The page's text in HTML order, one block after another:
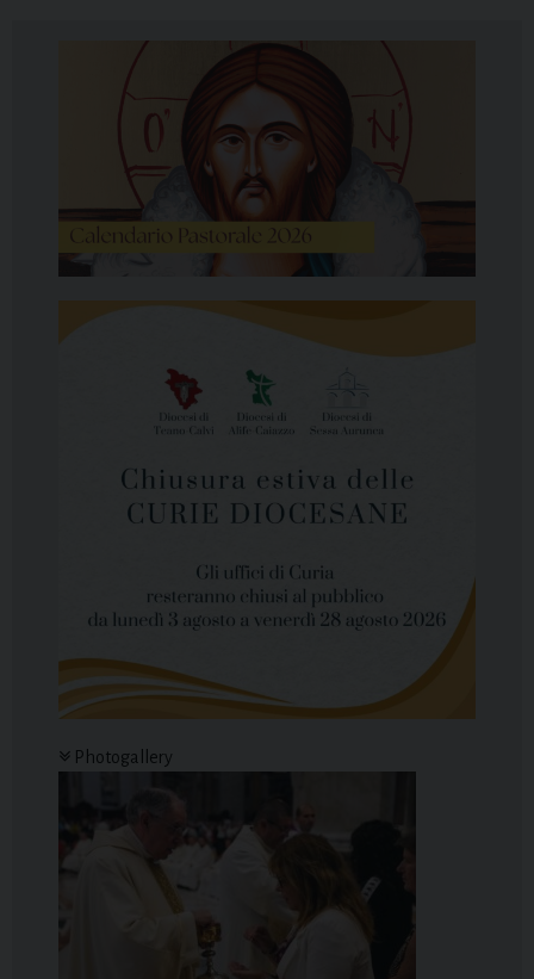
Photogallery